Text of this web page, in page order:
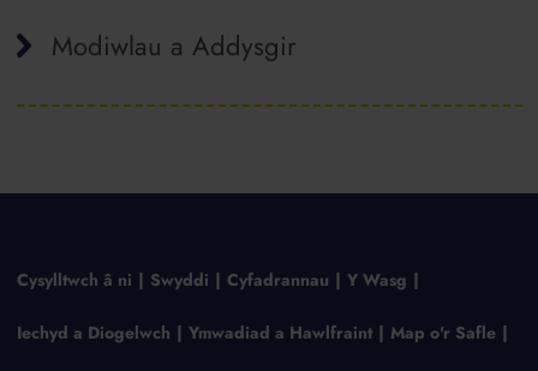
Modiwlau a Addysgir
Cysylltwch â ni Swyddi Cyfadrannau Y Wasg
Iechyd a Diogelwch Ymwadiad a Hawlfraint Map o'r Safle